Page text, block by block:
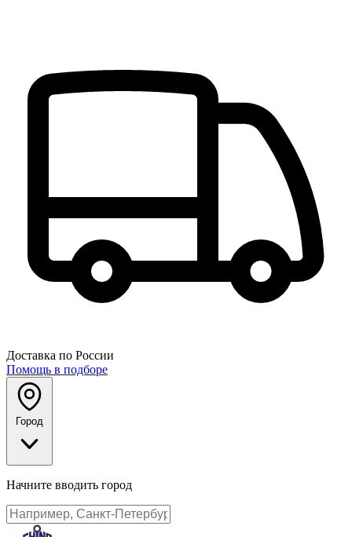
Доставка по России
Помощь в подборе
Город
Начните вводить город